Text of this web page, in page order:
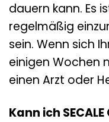
dauern kann. Es
regelmäßig
sein. Wenn sich
einigen Wochen
einen Arzt oder
Kann ich SECALE